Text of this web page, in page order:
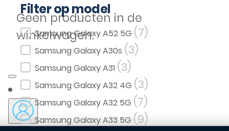
Geen producten in de
winkelwagen.
Filter op model
Filter op model
Samsung Galaxy A52 5G (7)
Samsung Galaxy A30s (3)
Samsung Galaxy A31 (3)
Samsung Galaxy A32 4G (3)
Samsung Galaxy A32 5G (7)
Samsung Galaxy A33 5G (9)